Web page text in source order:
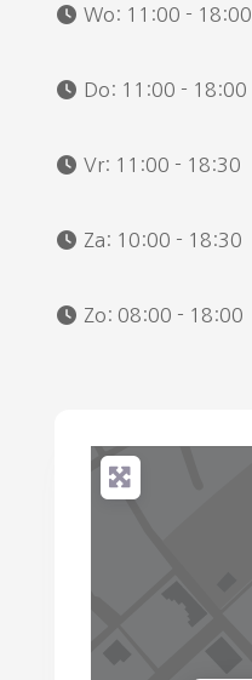
Wo: 11:00 - 18:00
Do: 11:00 - 18:00
Vr: 11:00 - 18:30
Za: 10:00 - 18:30
Zo: 08:00 - 18:00